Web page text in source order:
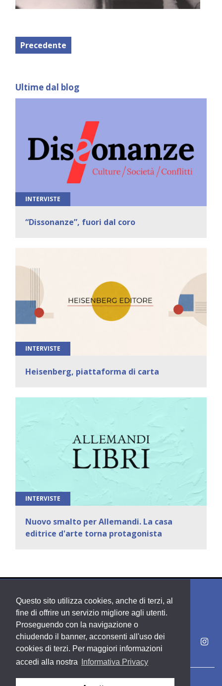
Questo sito utilizza cookies, anche di terzi, al
fine di offrire un servizio migliore agli utenti.
Proseguendo con la navigazione o
chiudendo il banner, acconsenti all'uso dei
cookies di terzi. Per maggiori informazioni
accedi alla nostra
Informativa Privacy
Precedente
Ultime dal blog
INTERVISTE
“Dissonanze”, fuori dal coro
INTERVISTE
Heisenberg, piattaforma di carta
INTERVISTE
Nuovo smalto per Allemandi. La casa
editrice d'arte torna protagonista
Copyright PDE srl società del Gruppo Feltrinelli S. p. A.